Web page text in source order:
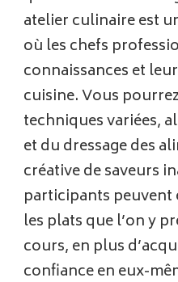
atelier culinaire est
où les chefs
connaissances et
cuisine. Vous
techniques variées,
et du dressage des
créative de saveurs
participants peuvent
les plats que l’on y
cours, en plus
confiance en eux-